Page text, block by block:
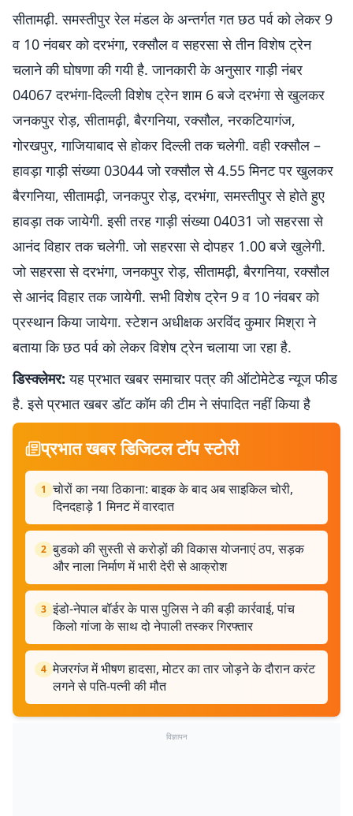
सीतामढ़ी. समस्तीपुर रेल मंडल के अन्तर्गत गत छठ पर्व को लेकर 9
व 10 नंवबर को दरभंगा, रक्सौल व सहरसा से तीन विशेष ट्रेन
चलाने की घोषणा की गयी है. जानकारी के अनुसार गाड़ी नंबर
04067 दरभंगा-दिल्ली विशेष ट्रेन शाम 6 बजे दरभंगा से खुलकर
जनकपुर रोड़, सीतामढ़ी, बैरगनिया, रक्सौल, नरकटियागंज,
गोरखपुर, गाजियाबाद से होकर दिल्ली तक चलेगी. वही रक्सौल –
हावड़ा गाड़ी संख्या 03044 जो रक्सौल से 4.55 मिनट पर खुलकर
बैरगनिया, सीतामढ़ी, जनकपुर रोड़, दरभंगा, समस्तीपुर से होते हुए
हावड़ा तक जायेगी. इसी तरह गाड़ी संख्या 04031 जो सहरसा से
आनंद विहार तक चलेगी. जो सहरसा से दोपहर 1.00 बजे खुलेगी.
जो सहरसा से दरभंगा, जनकपुर रोड़, सीतामढ़ी, बैरगनिया, रक्सौल
से आनंद विहार तक जायेगी. सभी विशेष ट्रेन 9 व 10 नंवबर को
प्रस्थान किया जायेगा. स्टेशन अधीक्षक अरविंद कुमार मिश्रा ने
बताया कि छठ पर्व को लेकर विशेष ट्रेन चलाया जा रहा है.
डिस्क्लेमर: यह प्रभात खबर समाचार पत्र की ऑटोमेटेड न्यूज फीड
है. इसे प्रभात खबर डॉट कॉम की टीम ने संपादित नहीं किया है
प्रभात खबर डिजिटल टॉप स्टोरी
1 चोरों का नया ठिकाना: बाइक के बाद अब साइकिल चोरी,
दिनदहाड़े 1 मिनट में वारदात
2 बुडको की सुस्ती से करोड़ों की विकास योजनाएं ठप, सड़क
और नाला निर्माण में भारी देरी से आक्रोश
3 इंडो-नेपाल बॉर्डर के पास पुलिस ने की बड़ी कार्रवाई, पांच
किलो गांजा के साथ दो नेपाली तस्कर गिरफ्तार
4 मेजरगंज में भीषण हादसा, मोटर का तार जोड़ने के दौरान करंट
लगने से पति-पत्नी की मौत
विज्ञापन